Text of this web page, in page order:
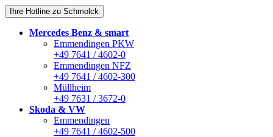
Ihre Hotline zu Schmolck
Mercedes Benz & smart
Emmendingen PKW
+49 7641 / 4602-0
Emmendingen NFZ
+49 7641 / 4602-300
Müllheim
+49 7631 / 3672-0
Skoda & VW
Emmendingen
+49 7641 / 4602-500